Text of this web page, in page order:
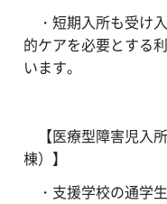
・短期入所も受け
的ケアを必要とする
います。
【医療型障害児入
棟）】
・支援学校の通学